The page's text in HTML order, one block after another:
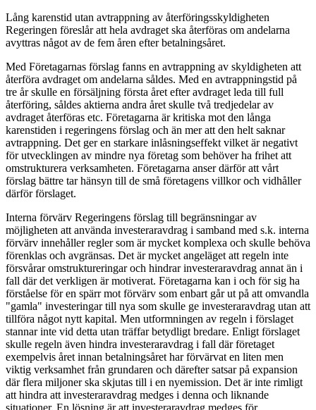
Lång karenstid utan avtrappning av återföringsskyldigheten
Regeringen föreslår att hela avdraget ska återföras om andelarna
avyttras något av de fem åren efter betalningsåret.
Med Företagarnas förslag fanns en avtrappning av skyldigheten att
återföra avdraget om andelarna såldes. Med en avtrappningstid på
tre år skulle en försäljning första året efter avdraget leda till full
återföring, såldes aktierna andra året skulle två tredjedelar av
avdraget återföras etc. Företagarna är kritiska mot den långa
karenstiden i regeringens förslag och än mer att den helt saknar
avtrappning. Det ger en starkare inlåsningseffekt vilket är negativt
för utvecklingen av mindre nya företag som behöver ha frihet att
omstrukturera verksamheten. Företagarna anser därför att vårt
förslag bättre tar hänsyn till de små företagens villkor och vidhåller
därför förslaget.
Interna förvärv Regeringens förslag till begränsningar av
möjligheten att använda investeraravdrag i samband med s.k. interna
förvärv innehåller regler som är mycket komplexa och skulle behöva
förenklas och avgränsas. Det är mycket angeläget att regeln inte
försvårar omstruktureringar och hindrar investeraravdrag annat än i
fall där det verkligen är motiverat. Företagarna kan i och för sig ha
förståelse för en spärr mot förvärv som enbart går ut på att omvandla
"gamla" investeringar till nya som skulle ge investeraravdrag utan att
tillföra något nytt kapital. Men utformningen av regeln i förslaget
stannar inte vid detta utan träffar betydligt bredare. Enligt förslaget
skulle regeln även hindra investeraravdrag i fall där företaget
exempelvis året innan betalningsåret har förvärvat en liten men
viktig verksamhet från grundaren och därefter satsar på expansion
där flera miljoner ska skjutas till i en nyemission. Det är inte rimligt
att hindra att investeraravdrag medges i denna och liknande
situationer. En lösning är att investeraravdrag medges för